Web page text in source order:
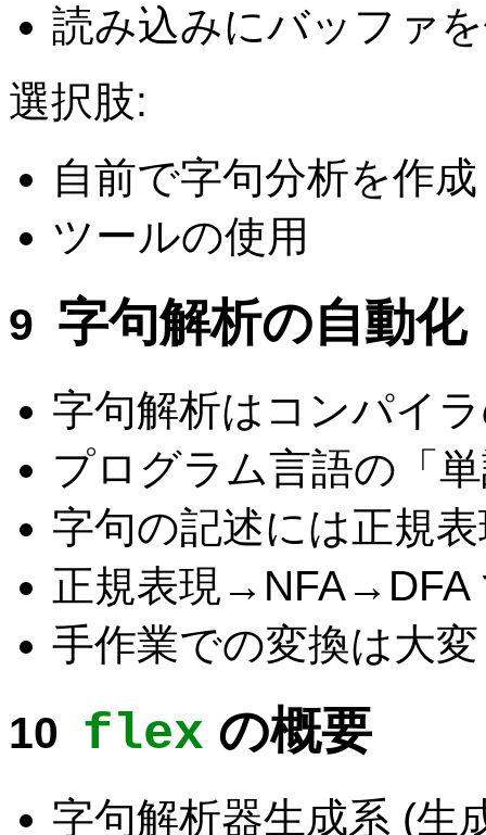
読み込みにバッファ
選択肢:
自前で字句分析を作成
ツールの使用
字句解析の自動化
字句解析はコンパイ
プログラム言語の「
字句の記述には正規
正規表現→NFA→DFA
手作業での変換は大
flex の概要
字句解析器生成系 (生